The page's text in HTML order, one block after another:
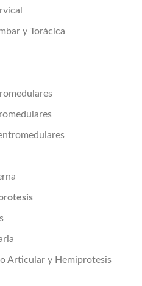
y Torácica
Articular y Hemiprotesis